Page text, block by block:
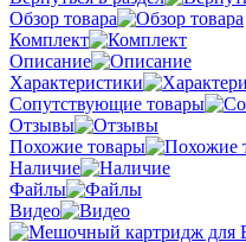
Обзор товара
Комплект
Описание
Характеристики
Сопутствующие товары
Отзывы
Похожие товары
Наличие
Файлы
Видео